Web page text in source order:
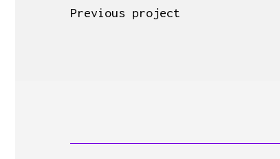
Previous project